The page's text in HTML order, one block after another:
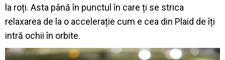
la roți. Asta până în punctul în care ți se strica
relaxarea de la o accelerație cum e cea din Plaid de îți
intră ochii în orbite.